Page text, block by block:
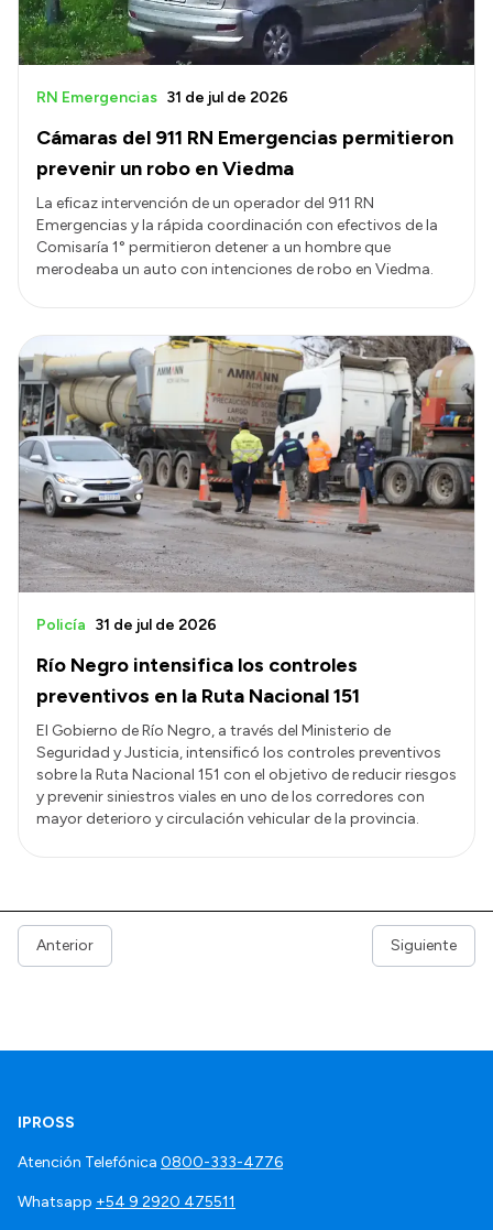
Cámaras del 911 RN Emergencias permitieron
prevenir un robo en Viedma
RN Emergencias 31 de jul de 2026
La eficaz intervención de un operador del 911 RN
Emergencias y la rápida coordinación con efectivos de la
Comisaría 1° permitieron detener a un hombre que
merodeaba un auto con intenciones de robo en Viedma.
Río Negro intensifica los controles
preventivos en la Ruta Nacional 151
Policía 31 de jul de 2026
El Gobierno de Río Negro, a través del Ministerio de
Seguridad y Justicia, intensificó los controles preventivos
sobre la Ruta Nacional 151 con el objetivo de reducir riesgos
y prevenir siniestros viales en uno de los corredores con
mayor deterioro y circulación vehicular de la provincia.
Anterior Siguiente
IPROSS
Atención Telefónica 0800-333-4776
Whatsapp +54 9 2920 475511